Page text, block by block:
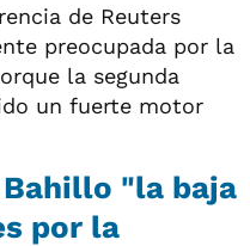
de Reuters
preocupada por la
la segunda
un fuerte motor
"la baja
por la